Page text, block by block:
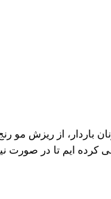
دوران حاملگی خانم ها بسیار طبیعی است. طی
ایم تا در صورت